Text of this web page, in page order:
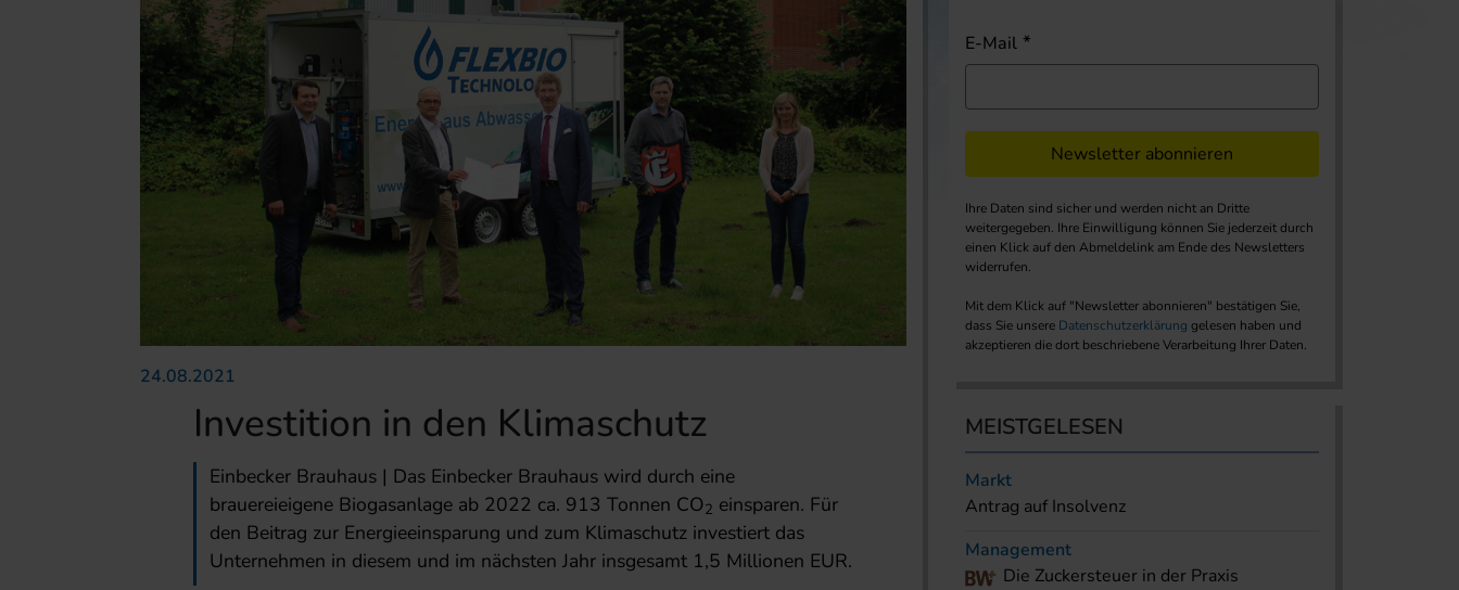
24.08.2021
Investition in den Klimaschutz
Einbecker Brauhaus | Das Einbecker Brauhaus wird durch eine
brauereieigene Biogasanlage ab 2022 ca. 913 Tonnen CO2 einsparen. Für
den Beitrag zur Energieeinsparung und zum Klimaschutz investiert das
Unternehmen in diesem und im nächsten Jahr insgesamt 1,5 Millionen EUR.
E-Mail
Newsletter abonnieren
Ihre Daten sind sicher und werden nicht an Dritte
weitergegeben. Ihre Einwilligung können Sie jederzeit durch
einen Klick auf den Abmeldelink am Ende des Newsletters
widerrufen.
Mit dem Klick auf "Newsletter abonnieren" bestätigen Sie,
dass Sie unsere Datenschutzerklärung gelesen haben und
akzeptieren die dort beschriebene Verarbeitung Ihrer Daten.
MEISTGELESEN
Markt
Antrag auf Insolvenz
Management
Die Zuckersteuer in der Praxis